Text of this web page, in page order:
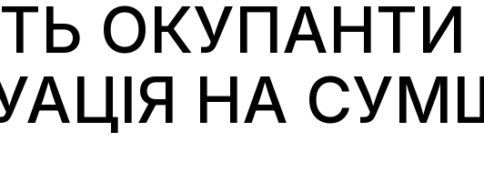
ОКУПАНТИ
НА